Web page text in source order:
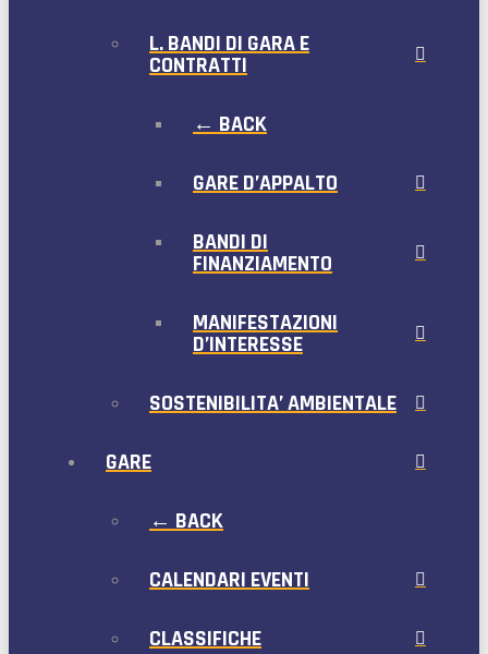
L. BANDI DI GARA E
CONTRATTI
← BACK
GARE D’APPALTO
BANDI DI
FINANZIAMENTO
MANIFESTAZIONI
D’INTERESSE
SOSTENIBILITA’ AMBIENTALE
GARE
← BACK
CALENDARI EVENTI
CLASSIFICHE